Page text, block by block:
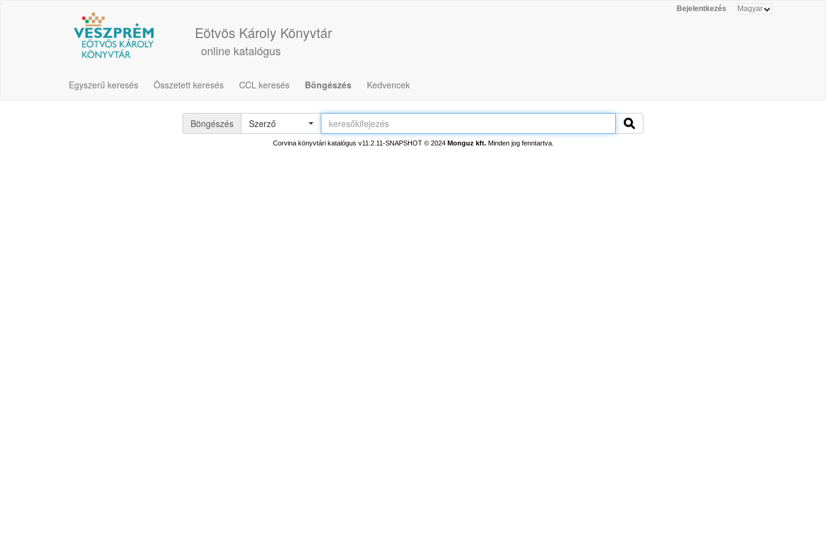
Bejelentkezés
Eötvös Károly Könyvtár
online katalógus
Egyszerű keresés Összetett keresés CCL keresés Böngészés Kedvencek
Böngészés Szerző
Corvina könyvtári katalógus v11.2.11-SNAPSHOT© 2024 Monguz kft.Minden jog fenntartva.